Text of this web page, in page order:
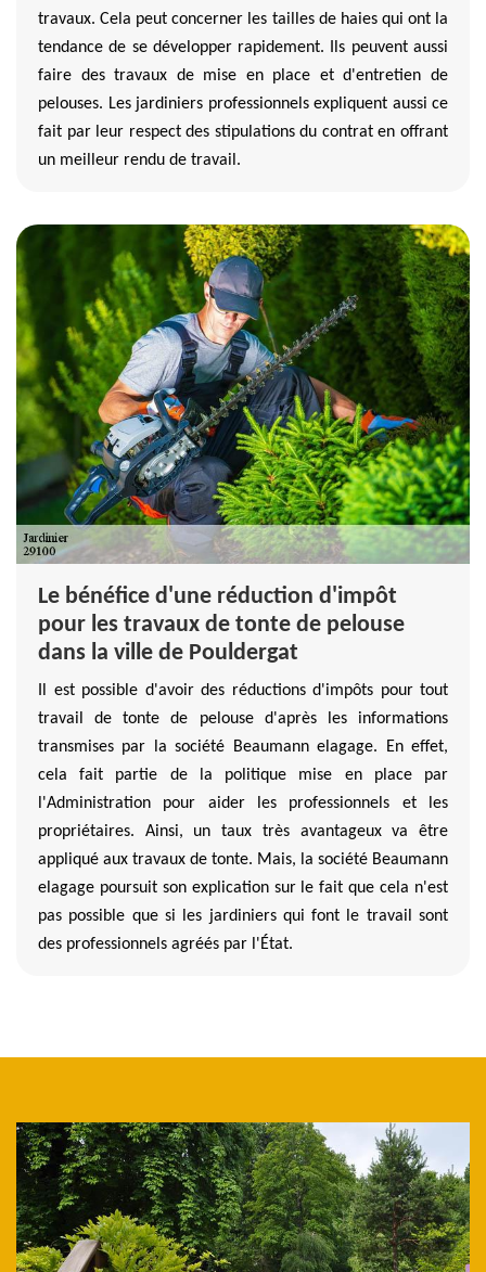
travaux. Cela peut concerner les tailles de haies qui ont la
tendance de se développer rapidement. Ils peuvent aussi
faire des travaux de mise en place et d'entretien de
pelouses. Les jardiniers professionnels expliquent aussi ce
fait par leur respect des stipulations du contrat en offrant
un meilleur rendu de travail.
Le bénéfice d'une réduction d'impôt
pour les travaux de tonte de pelouse
dans la ville de Pouldergat
Il est possible d'avoir des réductions d'impôts pour tout
travail de tonte de pelouse d'après les informations
transmises par la société Beaumann elagage. En effet,
cela fait partie de la politique mise en place par
l'Administration pour aider les professionnels et les
propriétaires. Ainsi, un taux très avantageux va être
appliqué aux travaux de tonte. Mais, la société Beaumann
elagage poursuit son explication sur le fait que cela n'est
pas possible que si les jardiniers qui font le travail sont
des professionnels agréés par l'État.